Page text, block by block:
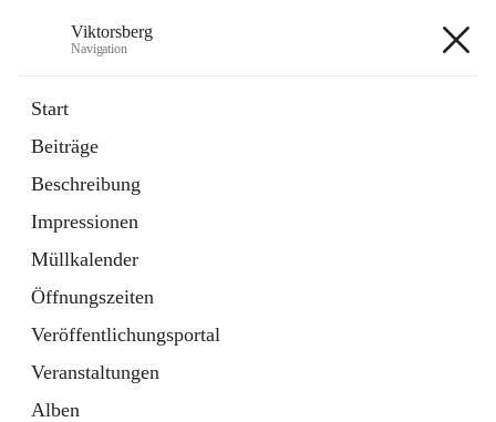
Viktorsberg
Navigation
Start
Beiträge
Beschreibung
Impressionen
Müllkalender
Öffnungszeiten
Veröffentlichungsportal
Veranstaltungen
Alben
1 Schnellzugriff
Bürgerservice
10 Schnellzugriffe